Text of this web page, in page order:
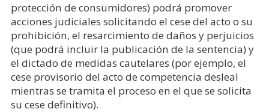
protección de consumidores) podrá promover
acciones judiciales solicitando el cese del acto o su
prohibición, el resarcimiento de daños y perjuicios
(que podrá incluir la publicación de la sentencia) y
el dictado de medidas cautelares (por ejemplo, el
cese provisorio del acto de competencia desleal
mientras se tramita el proceso en el que se solicita
su cese definitivo).